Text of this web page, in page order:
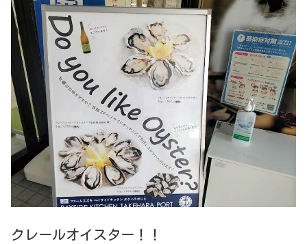
クレールオイスター！！